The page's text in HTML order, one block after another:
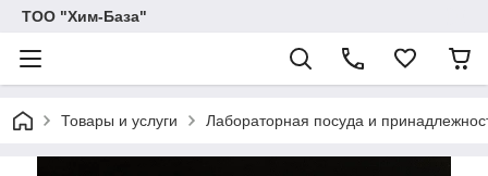
ТОО "Хим-База"
Товары и услуги Лабораторная посуда и